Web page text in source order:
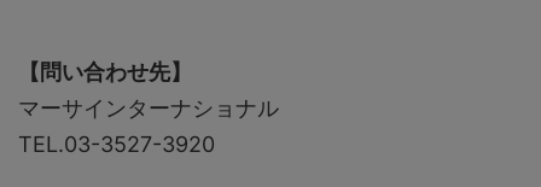
【問い合わせ先】
マーサインターナショナル
TEL.03-3527-3920